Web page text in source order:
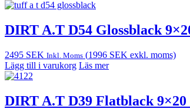
DIRT A.T D54 Glossblack
2495 SEK Inkl. Moms (1996 SEK exkl. moms)
Lägg till i varukorg Läs mer
DIRT A.T D39 Flatblack 9×20